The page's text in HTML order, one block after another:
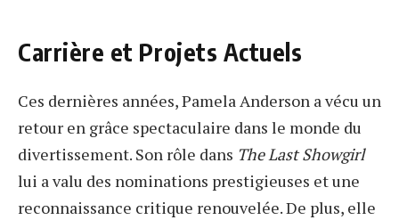
Carrière et Projets Actuels
Ces dernières années, Pamela Anderson a vécu un
retour en grâce spectaculaire dans le monde du
divertissement. Son rôle dans The Last Showgirl
lui a valu des nominations prestigieuses et une
reconnaissance critique renouvelée. De plus, elle